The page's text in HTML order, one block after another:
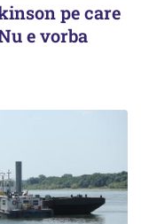
pe care
e vorba